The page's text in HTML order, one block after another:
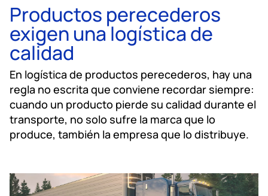
Productos perecederos
exigen una logística de
calidad
En logística de productos perecederos, hay una
regla no escrita que conviene recordar siempre:
cuando un producto pierde su calidad durante el
transporte, no solo sufre la marca que lo
produce, también la empresa que lo distribuye.